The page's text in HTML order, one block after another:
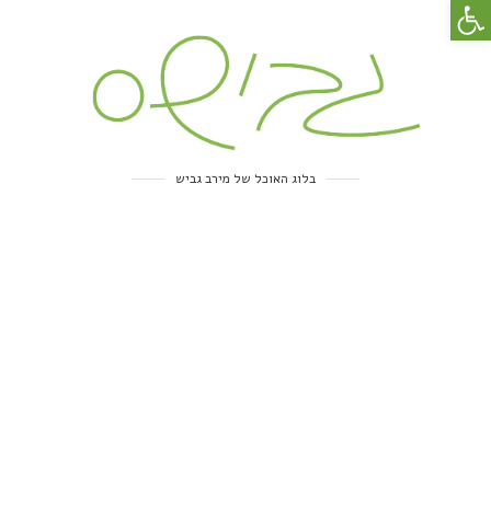
בלוג האוכל של מירב גביש